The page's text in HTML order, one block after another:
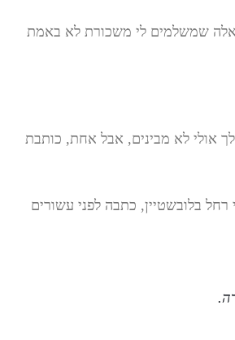
שמשלמים לי משכורת לא באמת
אולי לא מבינים, אבל אחת, כותבת
בלובשטיין, כתבה לפני עשורים
.